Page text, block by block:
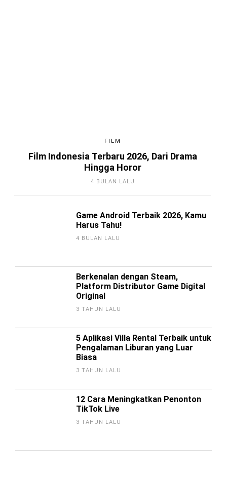
FILM
Film Indonesia Terbaru 2026, Dari Drama
Hingga Horor
4 BULAN LALU
Game Android Terbaik 2026, Kamu
Harus Tahu!
4 BULAN LALU
Berkenalan dengan Steam,
Platform Distributor Game Digital
Original
3 TAHUN LALU
5 Aplikasi Villa Rental Terbaik untuk
Pengalaman Liburan yang Luar
Biasa
3 TAHUN LALU
12 Cara Meningkatkan Penonton
TikTok Live
3 TAHUN LALU